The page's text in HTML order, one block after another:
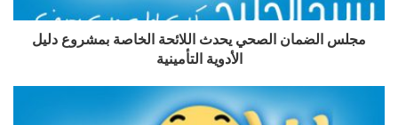
مجلس الضمان الصحي يحدث اللائحة الخاصة بمشروع دليل
الأدوية التأمينية